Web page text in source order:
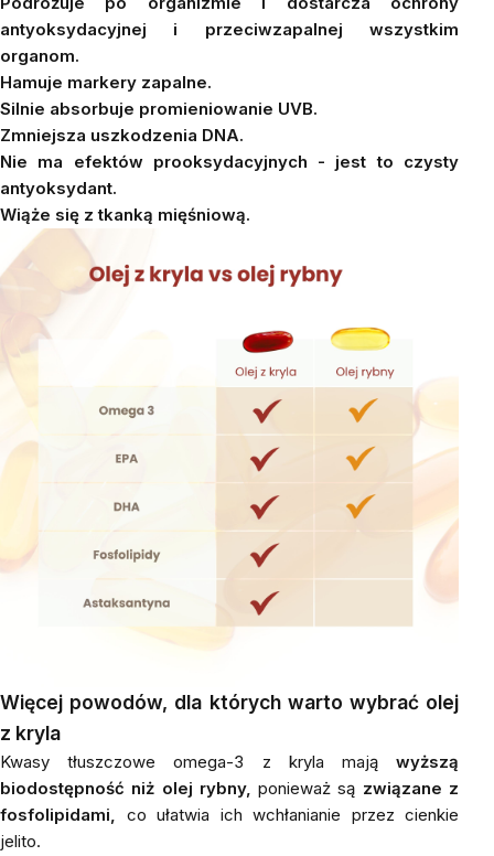
antyoksydacyjnej i przeciwzapalnej wszystkim
organom.
Hamuje markery zapalne.
Silnie absorbuje promieniowanie UVB.
Zmniejsza uszkodzenia DNA.
Nie ma efektów prooksydacyjnych - jest to czysty
antyoksydant.
Wiąże się z tkanką mięśniową.
Więcej powodów, dla których warto wybrać olej
z kryla
Kwasy tłuszczowe omega-3 z kryla mają wyższą
biodostępność niż olej rybny, ponieważ są związane z
fosfolipidami, co ułatwia ich wchłanianie przez cienkie
jelito.